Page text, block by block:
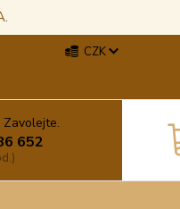
CZK
Zavolejte.
652